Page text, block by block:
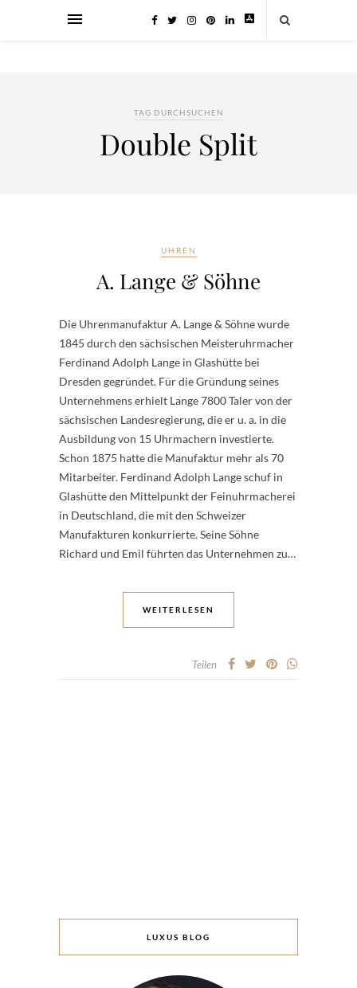
TAG DURCHSUCHEN
Double Split
UHREN
A. Lange & Söhne
Die Uhrenmanufaktur A. Lange & Söhne wurde
1845 durch den sächsischen Meisteruhrmacher
Ferdinand Adolph Lange in Glashütte bei
Dresden gegründet. Für die Gründung seines
Unternehmens erhielt Lange 7800 Taler von der
sächsischen Landesregierung, die er u. a. in die
Ausbildung von 15 Uhrmachern investierte.
Schon 1875 hatte die Manufaktur mehr als 70
Mitarbeiter. Ferdinand Adolph Lange schuf in
Glashütte den Mittelpunkt der Feinuhrmacherei
in Deutschland, die mit den Schweizer
Manufakturen konkurrierte. Seine Söhne
Richard und Emil führten das Unternehmen zu…
WEITERLESEN
Teilen
LUXUS BLOG